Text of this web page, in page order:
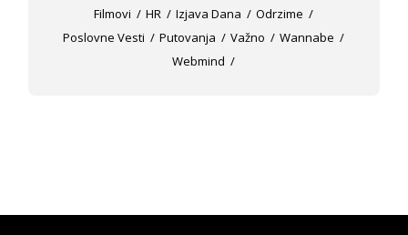
Filmovi
HR Izjava Dana
Odrzime
Poslovne Vesti
Putovanja Važno
Wannabe
Webmind